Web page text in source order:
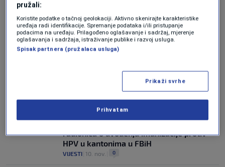
Oglas
Uspješno realiziran serijal edukativnih
radionica o uvođenju imunizacije protiv
HPV u kantonima u FBiH
VIJESTI 10. nov. 0
pružali:
Koristite podatke o tačnoj geolokaciji. Aktivno skenirajte karakteristike
uređaja radi identifikacije. Spremanje podataka i/ili pristupanje
podacima na uređaju. Prilagođeno oglašavanje i sadržaj, mjerenje
oglašavanja i sadržaja, istraživanje publike i razvoj usluga.
Spisak partnera (pružalaca usluga)
Prikaži svrhe
Prihvatam